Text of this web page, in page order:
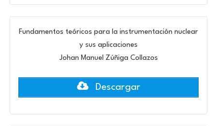
Fundamentos teóricos para la instrumentación nuclear
y sus aplicaciones
Johan Manuel Zúñiga Collazos
Descargar